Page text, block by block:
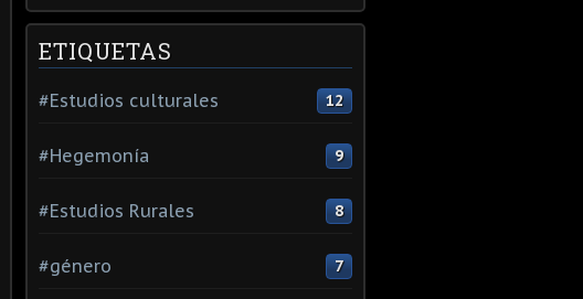
ETIQUETAS
#Estudios culturales 12
#Hegemonía 9
#Estudios Rurales 8
#género 7